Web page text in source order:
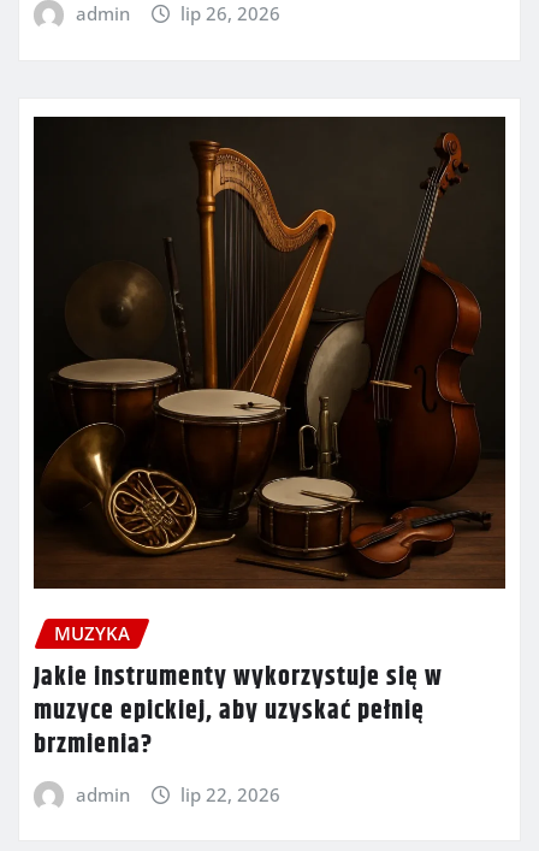
admin lip 26, 2026
MUZYKA
Jakie instrumenty wykorzystuje się w
muzyce epickiej, aby uzyskać pełnię
brzmienia?
admin lip 22, 2026